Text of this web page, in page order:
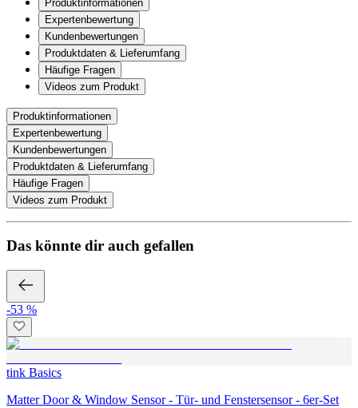
Produktinformationen
Expertenbewertung
Kundenbewertungen
Produktdaten & Lieferumfang
Häufige Fragen
Videos zum Produkt
Produktinformationen
Expertenbewertung
Kundenbewertungen
Produktdaten & Lieferumfang
Häufige Fragen
Videos zum Produkt
Das könnte dir auch gefallen
-53 %
tink Basics
Matter Door & Window Sensor - Tür- und Fenstersensor - 6er-Set